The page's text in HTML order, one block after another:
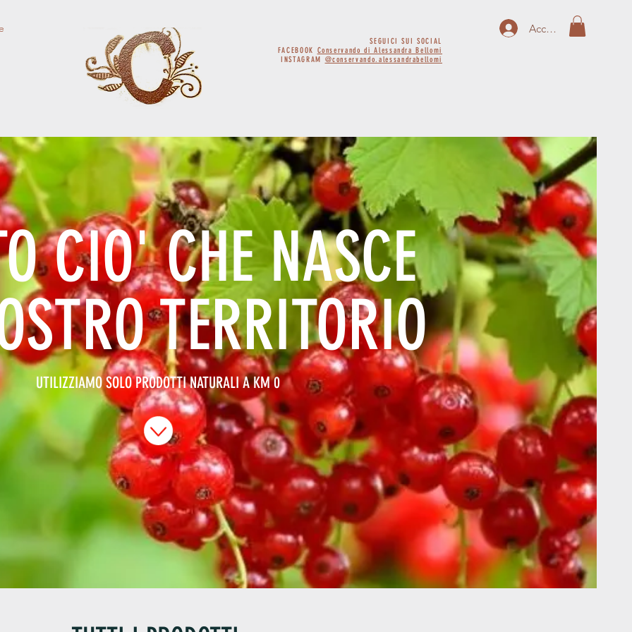
SEGUICI SUI SOCIAL
FACEBOOK Conservando di Alessandra Bellomi
INSTAGRAM @conservando.alessandrabellomi
Accedi
CIO' CHE NASCE
TERRITORIO
UTILIZZIAMO SOLO PRODOTTI NATURALI A KM 0